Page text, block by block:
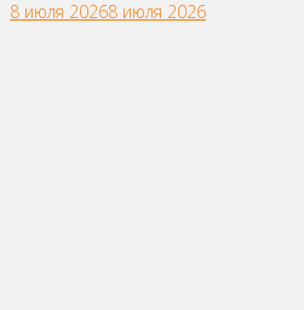
8 июля 20268 июля 2026